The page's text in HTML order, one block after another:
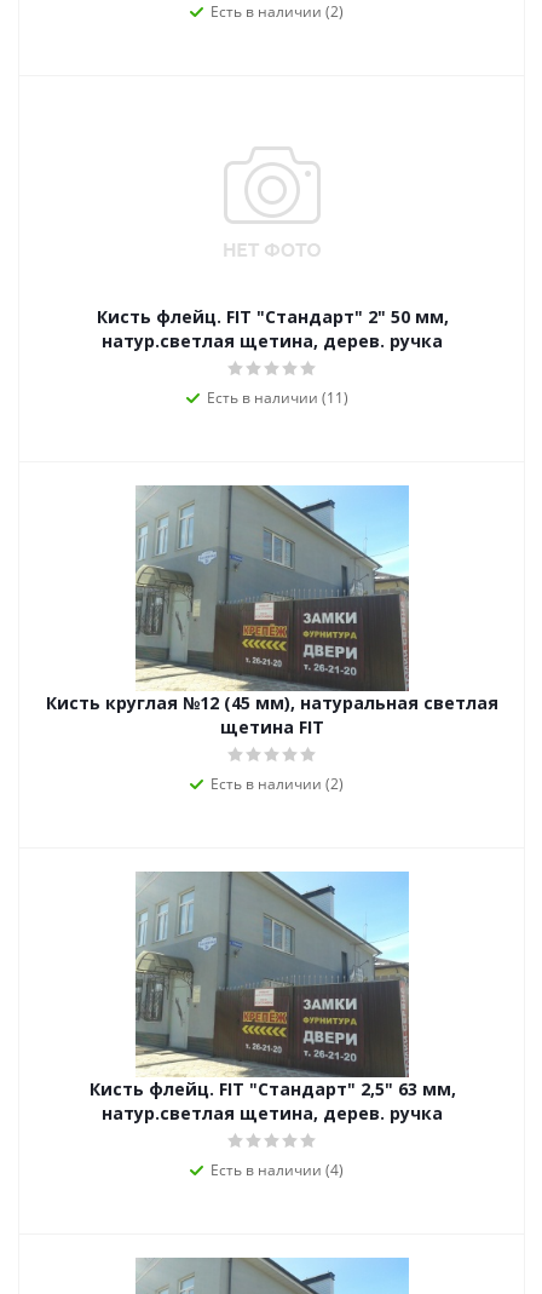
Есть в наличии (2)
Кисть флейц. FIT "Стандарт" 2" 50 мм,
натур.светлая щетина, дерев. ручка
Есть в наличии (11)
Кисть круглая №12 (45 мм), натуральная светлая
щетина FIT
Есть в наличии (2)
Кисть флейц. FIT "Стандарт" 2,5" 63 мм,
натур.светлая щетина, дерев. ручка
Есть в наличии (4)